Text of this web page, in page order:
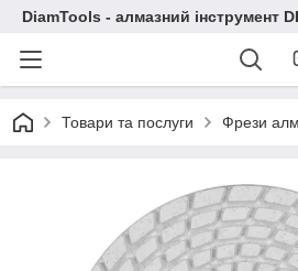
DiamTools - алмазний інструмент
Товари та послуги Фрези